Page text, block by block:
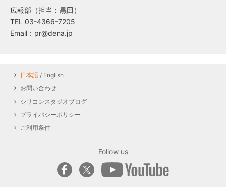
広報部（担当：黒田）
TEL 03-4366-7205
Email：pr@dena.jp
日本語 / English
お問い合わせ
シリコンスタジオブログ
プライバシーポリシー
ご利用条件
Follow us